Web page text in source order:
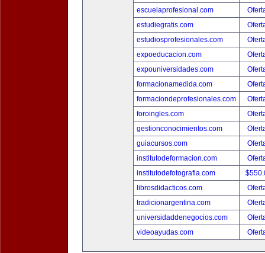
escuelaprofesional.com
estudiegratis.com
estudiosprofesionales.com
expoeducacion.com
expouniversidades.com
formacionamedida.com
formaciondeprofesionales.com
foroingles.com
gestionconocimientos.com
guiacursos.com
institutodeformacion.com
institutodefotografia.com
librosdidacticos.com
tradicionargentina.com
universidaddenegocios.com
videoayudas.com